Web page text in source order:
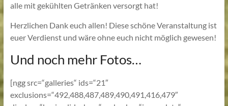
alle mit gekühlten Getränken versorgt hat!
Herzlichen Dank euch allen! Diese schöne Veranstaltung ist
euer Verdienst und wäre ohne euch nicht möglich gewesen!
Und noch mehr Fotos…
[ngg src=“galleries“ ids=“21″
exclusions=“492,488,487,489,490,491,416,479″